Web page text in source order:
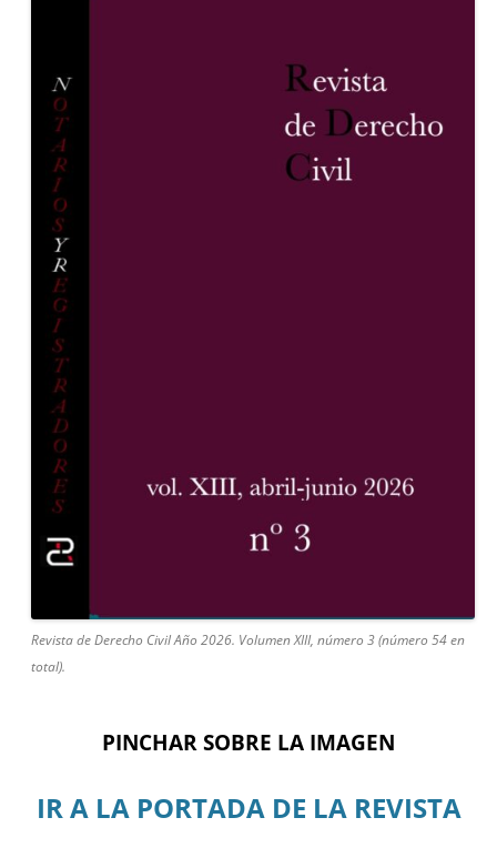
Revista de Derecho Civil Año 2026. Volumen XIII, número 3 (número 54 en
total).
PINCHAR SOBRE LA IMAGEN
IR A LA PORTADA DE LA REVISTA